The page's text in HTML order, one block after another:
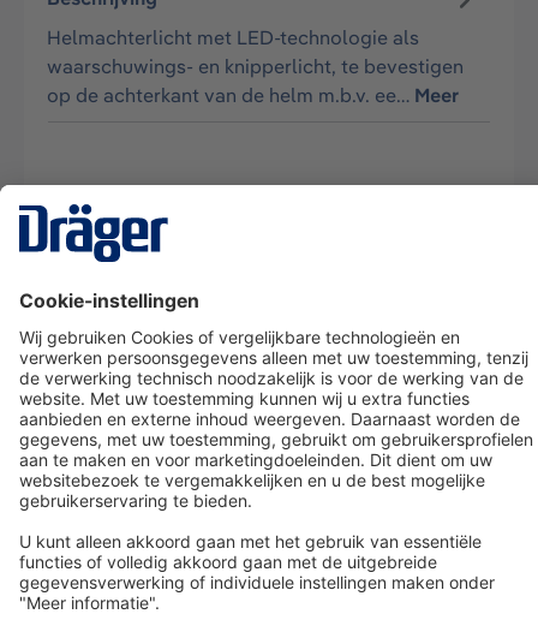
Helmachterlicht met LED-technologie als
waarschuwings- en knipperlicht, te bevestigen
op de achterkant van de helm m.b.v. ee… Meer
Dräger klantenservice
Over Dräger
Bestellen in onze webshop
Community